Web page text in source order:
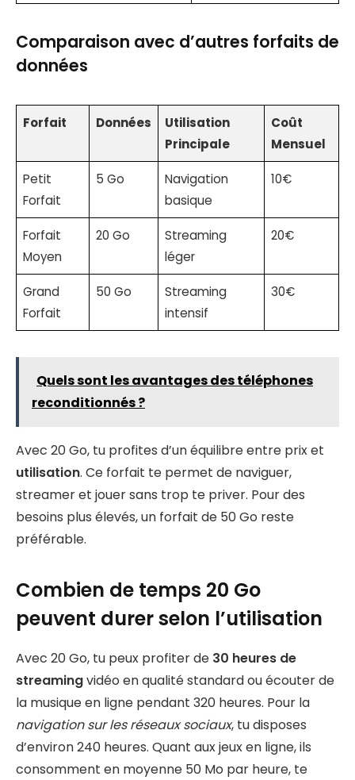
Comparaison avec d’autres forfaits de
données
Forfait Données
Utilisation
Principale
Coût
Mensuel
Petit
Forfait
5 Go
Navigation
basique
10€
Forfait
Moyen
20 Go
Streaming
léger
20€
Grand
Forfait
50 Go
Streaming
intensif
30€
Quels sont les avantages des téléphones
reconditionnés ?
Avec 20 Go, tu profites d’un équilibre entre prix et
utilisation. Ce forfait te permet de naviguer,
streamer et jouer sans trop te priver. Pour des
besoins plus élevés, un forfait de 50 Go reste
préférable.
Combien de temps 20 Go
peuvent durer selon l’utilisation
Avec 20 Go, tu peux profiter de 30 heures de
streamingvidéo en qualité standard ou écouter de
la musique en ligne pendant 320 heures. Pour la
navigation sur les réseaux sociaux, tu disposes
d’environ 240 heures. Quant aux jeux en ligne, ils
consomment en moyenne 50 Mo par heure, te